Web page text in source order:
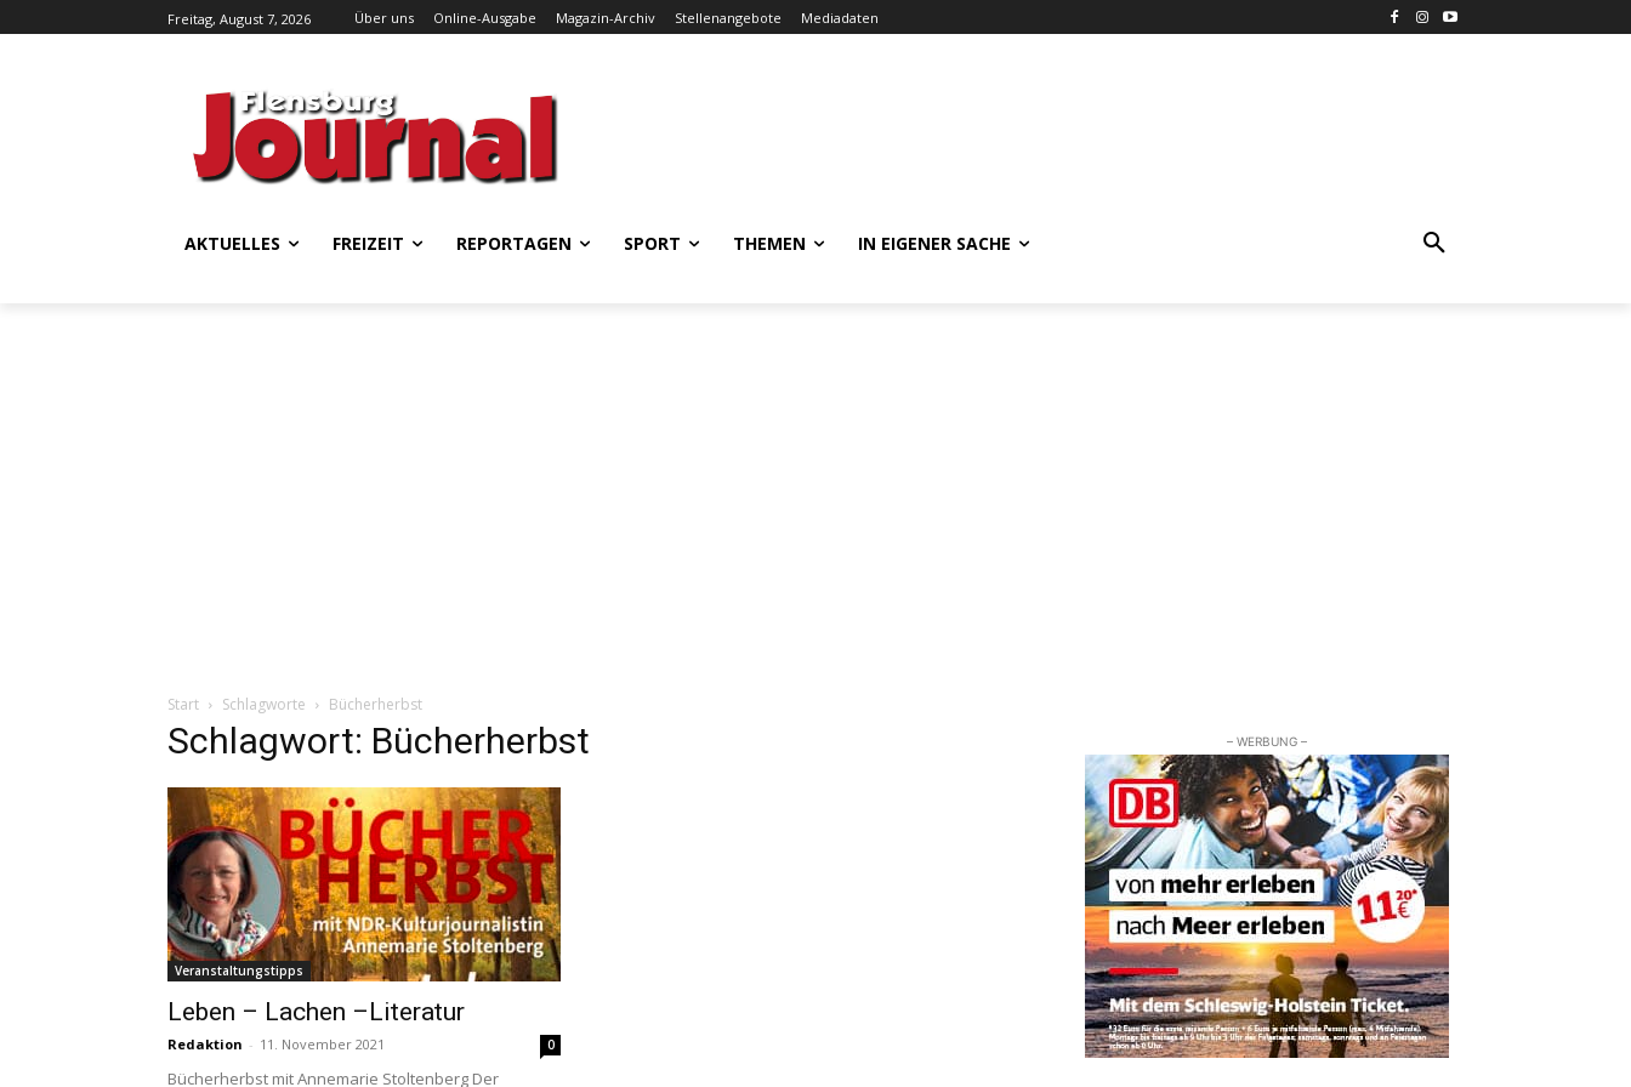
Freitag, August 7, 2026 Über uns Online-Ausgabe Magazin-Archiv Stellenangebote Mediadaten
AKTUELLES FREIZEIT REPORTAGEN SPORT THEMEN IN EIGENER SACHE
Start Schlagworte Bücherherbst
Schlagwort: Bücherherbst
Veranstaltungstipps
Leben – Lachen –Literatur
Redaktion - 11. November 2021 0
Bücherherbst mit Annemarie Stoltenberg Der
– WERBUNG –